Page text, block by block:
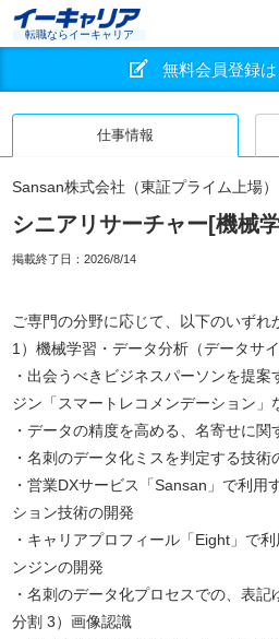
転職ならイーキャリア
無料会員登録
仕事情報
Sansan株式会社（東証プライム上場）
シニアリサーチャー[機械
掲載終了日： 2026/8/14
ご専門の分野に応じて、以下のいずれ
1）機械学習・データ分析（データサ
・出会うべきビジネスパーソンを提
ジン「スマートレコメンデーション」
・データの精度を高める、名寄せに関
・名刺のデータ化ミスを判定する技
・営業DXサービス「Sansan」で利用
ション技術の開発
・キャリアプロフィール「Eight」で
ンジンの開発
・名刺のデータ化プロセスでの、表
分割 3）画像認識